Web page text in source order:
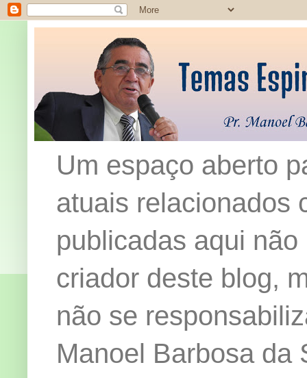
Um espaço aberto
atuais relacionados
publicadas aqui
criador deste blog,
não se
Manoel Barbosa da